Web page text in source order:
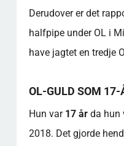
Derudover er det
halfpipe under OL i
have jagtet en tredje
OL-GULD SOM 17-
Hun var 17 årda hun
2018. Det gjorde